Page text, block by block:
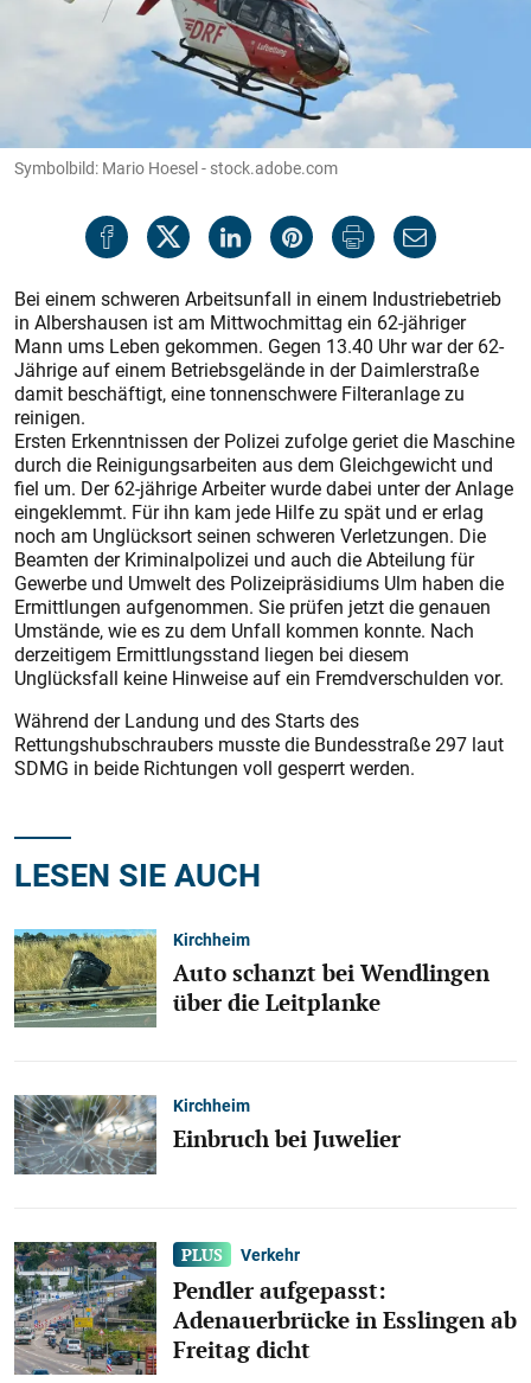
Symbolbild: Mario Hoesel - stock.adobe.com
Bei einem schweren Arbeitsunfall in einem Industriebetrieb
in Albershausen ist am Mittwochmittag ein 62-jähriger
Mann ums Leben gekommen. Gegen 13.40 Uhr war der 62-
Jährige auf einem Betriebsgelände in der Daimlerstraße
damit beschäftigt, eine tonnenschwere Filteranlage zu
reinigen.
Ersten Erkenntnissen der Polizei zufolge geriet die Maschine
durch die Reinigungsarbeiten aus dem Gleichgewicht und
fiel um. Der 62-jährige Arbeiter wurde dabei unter der Anlage
eingeklemmt. Für ihn kam jede Hilfe zu spät und er erlag
noch am Unglücksort seinen schweren Verletzungen. Die
Beamten der Kriminalpolizei und auch die Abteilung für
Gewerbe und Umwelt des Polizeipräsidiums Ulm haben die
Ermittlungen aufgenommen. Sie prüfen jetzt die genauen
Umstände, wie es zu dem Unfall kommen konnte. Nach
derzeitigem Ermittlungsstand liegen bei diesem
Unglücksfall keine Hinweise auf ein Fremdverschulden vor.
Während der Landung und des Starts des
Rettungshubschraubers musste die Bundesstraße 297 laut
SDMG in beide Richtungen voll gesperrt werden.
LESEN SIE AUCH
Kirchheim
Auto schanzt bei Wendlingen
über die Leitplanke
Kirchheim
Einbruch bei Juwelier
Verkehr
Pendler aufgepasst:
Adenauerbrücke in Esslingen ab
Freitag dicht